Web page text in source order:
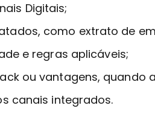
Digitais;
como extrato de
e regras aplicáveis;
ou vantagens, quando
canais integrados.